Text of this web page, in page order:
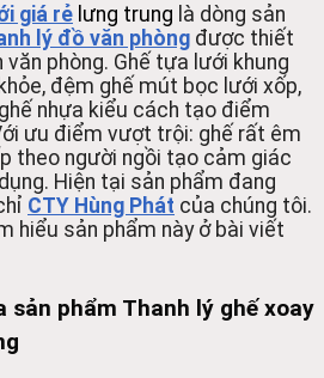
giá rẻ lưng trung là dòng sản
lý đồ văn phòng được thiết
văn phòng. Ghế tựa lưới khung
đệm ghế mút bọc lưới xốp,
nhựa kiểu cách tạo điểm
ưu điểm vượt trội: ghế rất êm
theo người ngồi tạo cảm giác
Hiện tại sản phẩm đang
CTY Hùng Phát của chúng tôi.
hiểu sản phẩm này ở bài viết
sản phẩm Thanh lý ghế xoay